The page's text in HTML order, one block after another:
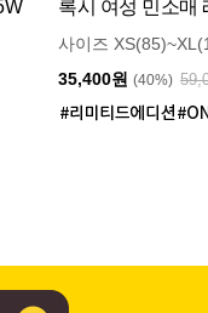
록시 여성 민소매
사이즈
35,400원 (40%)